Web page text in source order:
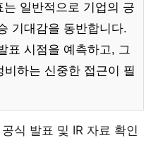
는 일반적으로 기업의 긍
기대감을 동반합니다.
표 시점을 예측하고, 그
하는 신중한 접근이 필
식 발표 및 IR 자료 확인